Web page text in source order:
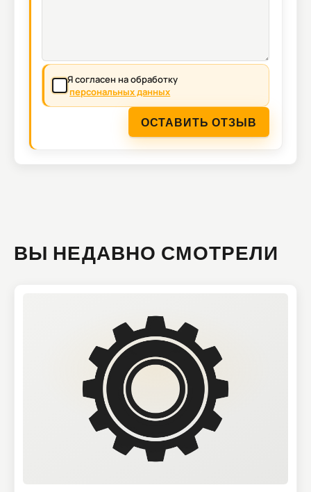
Я согласен на обработку
персональных данных
ОСТАВИТЬ ОТЗЫВ
ВЫ НЕДАВНО СМОТРЕЛИ